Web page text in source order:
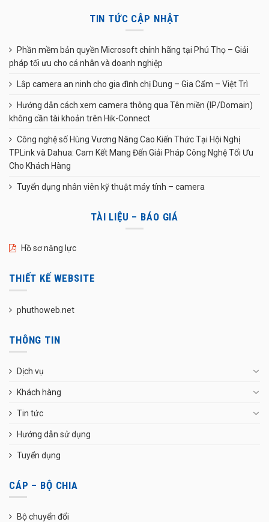
TIN TỨC CẬP NHẬT
Phần mềm bản quyền Microsoft chính hãng tại Phú Thọ – Giải
pháp tối ưu cho cá nhân và doanh nghiệp
Lắp camera an ninh cho gia đình chị Dung – Gia Cẩm – Việt Trì
Hướng dẫn cách xem camera thông qua Tên miền (IP/Domain)
không cần tài khoản trên Hik-Connect
Công nghệ số Hùng Vương Nâng Cao Kiến Thức Tại Hội Nghị
TPLink và Dahua: Cam Kết Mang Đến Giải Pháp Công Nghệ Tối Ưu
Cho Khách Hàng
Tuyển dụng nhân viên kỹ thuật máy tính – camera
TÀI LIỆU – BÁO GIÁ
Hồ sơ năng lực
THIẾT KẾ WEBSITE
phuthoweb.net
THÔNG TIN
Dịch vụ
Khách hàng
Tin tức
Hướng dẫn sử dụng
Tuyển dụng
CÁP – BỘ CHIA
Bộ chuyển đổi